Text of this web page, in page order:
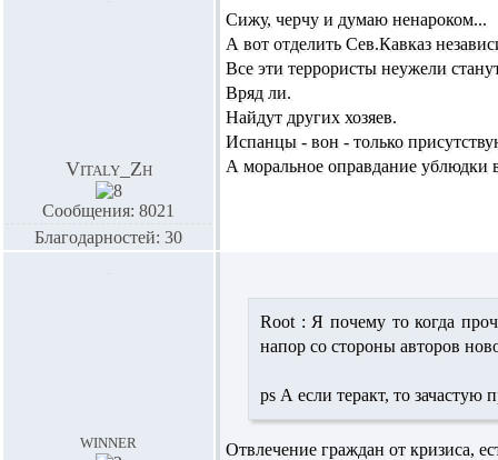
Vitaly_Zh
Сообщения: 8021
Благодарностей: 30
Сижу, черчу и думаю ненароком...
А вот отделить Сев.Кавказ
Все эти террористы неужели
Вряд ли.
Найдут других хозяев.
Испанцы - вон - только
А моральное оправдание ублюдки
winner
Root : Я почему то когда
напор со стороны авторов
ps А если теракт, то зачастую
Отвлечение граждан от кризиса,